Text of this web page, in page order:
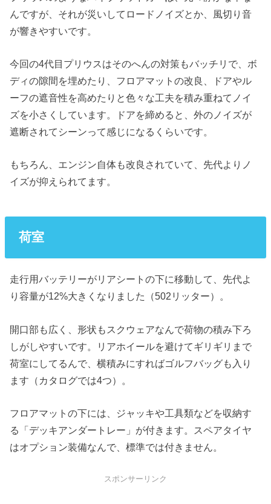
んですが、それが災いしてロードノイズとか、風切り音
が響きやすいです。
今回の4代目プリウスはそのへんの対策もバッチリで、ボ
ディの隙間を埋めたり、フロアマットの改良、ドアやル
ーフの遮音性を高めたりと色々な工夫を積み重ねてノイ
ズを小さくしています。ドアを締めると、外のノイズが
遮断されてシーンって感じになるくらいです。
もちろん、エンジン自体も改良されていて、先代よりノ
イズが抑えられてます。
荷室
走行用バッテリーがリアシートの下に移動して、先代よ
り容量が12%大きくなりました（502リッター）。
開口部も広く、形状もスクウェアなんで荷物の積み下ろ
しがしやすいです。リアホイールを避けてギリギリまで
荷室にしてるんで、横積みにすればゴルフバッグも入り
ます（カタログでは4つ）。
フロアマットの下には、ジャッキや工具類などを収納す
る「デッキアンダートレー」が付きます。スペアタイヤ
はオプション装備なんで、標準では付きません。
スポンサーリンク